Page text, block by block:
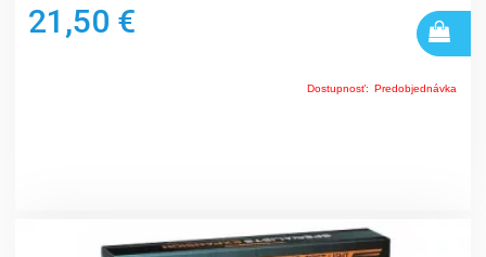
21,50 €
Dostupnosť: Predobjednávka